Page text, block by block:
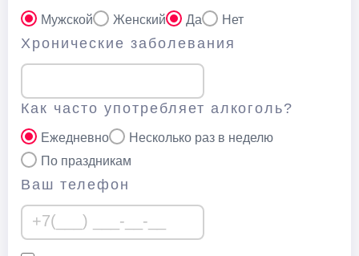
Мужской Женский Да Нет
Хронические заболевания
Как часто употребляет алкоголь?
Ежедневно
Несколько раз в неделю
По праздникам
Ваш телефон